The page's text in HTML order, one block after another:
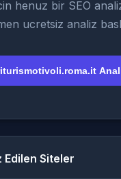
henuz bir SEO
ucretsiz analiz
Edilen Siteler